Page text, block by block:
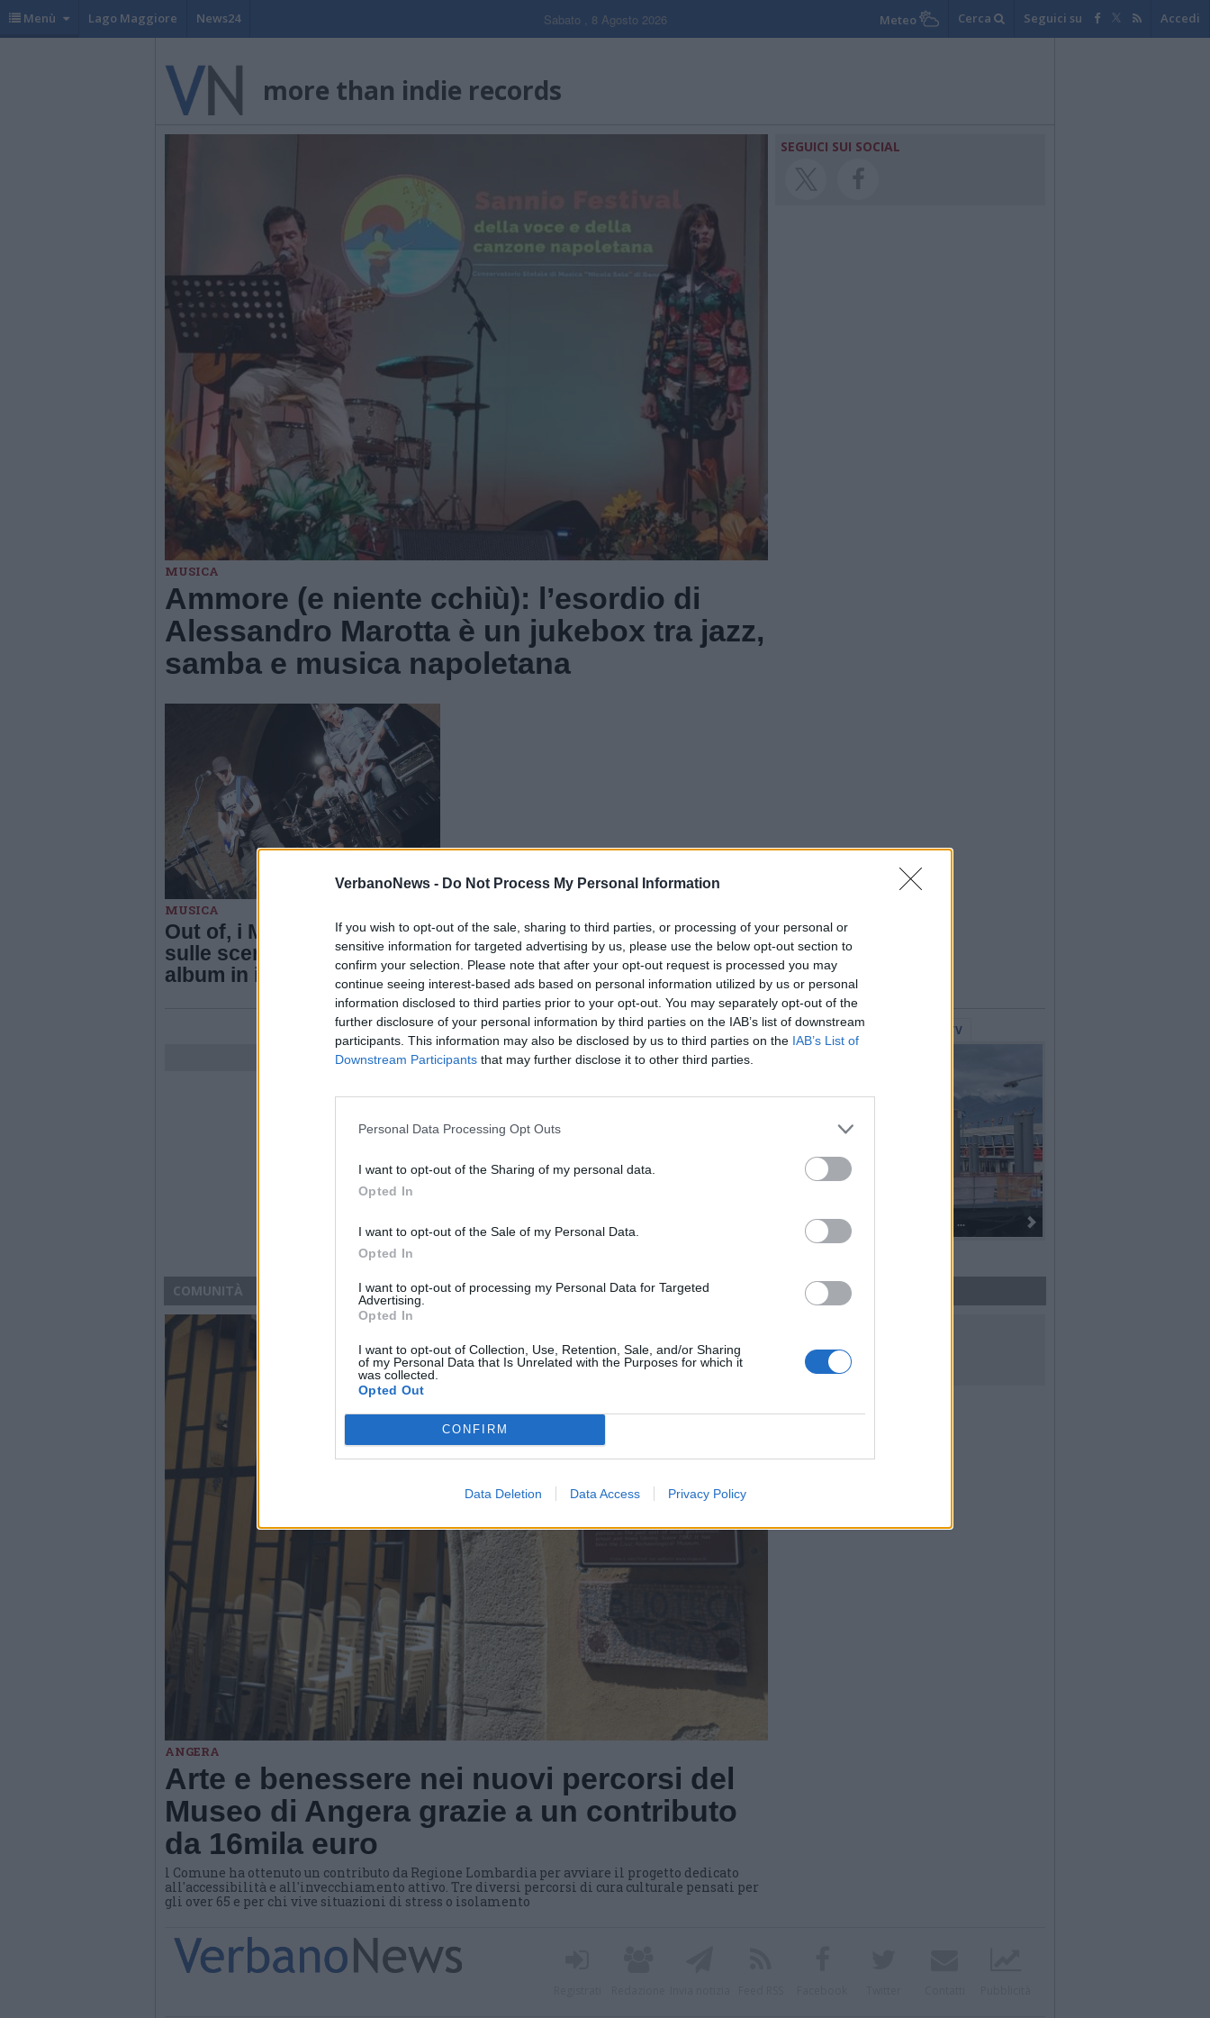
VerbanoNews - Do Not Process My Personal Information
If you wish to opt-out of the sale, sharing to third parties, or processing of your personal or
sensitive information for targeted advertising by us, please use the below opt-out section to
confirm your selection. Please note that after your opt-out request is processed you may
continue seeing interest-based ads based on personal information utilized by us or personal
information disclosed to third parties prior to your opt-out. You may separately opt-out of the
further disclosure of your personal information by third parties on the IAB’s list of downstream
participants. This information may also be disclosed by us to third parties on the IAB’s List of
Downstream Participants that may further disclose it to other third parties.
Personal Data Processing Opt Outs
I want to opt-out of the Sharing of my personal data.
Opted In
I want to opt-out of the Sale of my Personal Data.
Opted In
I want to opt-out of processing my Personal Data for Targeted
Advertising.
Opted In
I want to opt-out of Collection, Use, Retention, Sale, and/or Sharing
of my Personal Data that Is Unrelated with the Purposes for which it
was collected.
Opted Out
CONFIRM
Data Deletion Data Access Privacy Policy
Menù Lago Maggiore News24 Sabato , 8 Agosto 2026 Meteo Cerca Seguici su Accedi
more than indie records
MUSICA
Ammore (e niente cchiù): l’esordio di
Alessandro Marotta è un jukebox tra jazz,
samba e musica napoletana
SEGUICI SUI SOCIAL
MUSICA
Out of, i Mudiva tornano
sulle scene con un nuovo
album in inglese
Guarda l'archivio
Gallerie Fotografiche WebTV
Dall’oro alla fiaccola: ...
COMUNITÀ
ANGERA
Arte e benessere nei nuovi percorsi del
Museo di Angera grazie a un contributo
da 16mila euro
l Comune ha ottenuto un contributo da Regione Lombardia per avviare il progetto dedicato
all'accessibilità e all'invecchiamento attivo. Tre diversi percorsi di cura culturale pensati per
gli over 65 e per chi vive situazioni di stress o isolamento